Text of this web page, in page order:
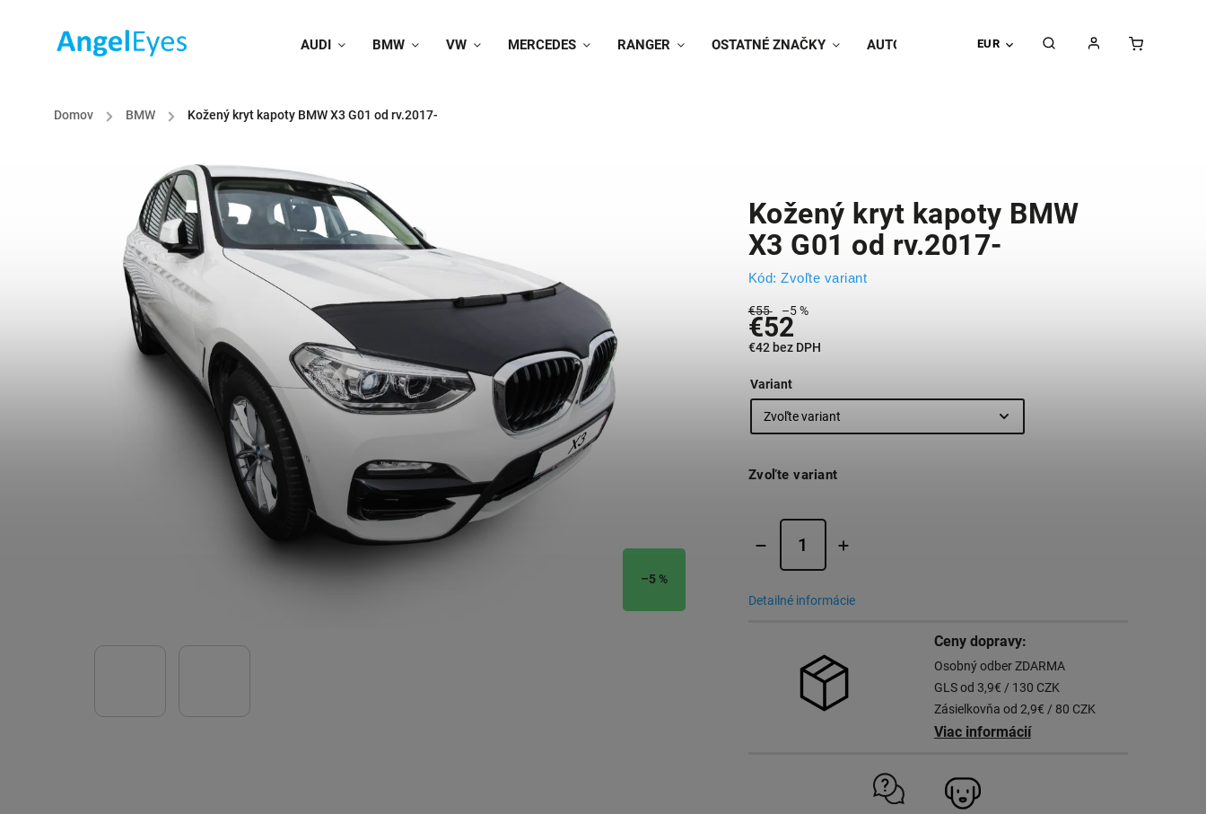
EUR
AUDI BMW VW MERCEDES RANGER OSTATNÉ ZNAČKY AUTOPOŤAHY Univerzálne doplnky
Domov / BMW / Kožený kryt kapoty BMW X3 G01 od rv.2017-
–5 %
Kožený kryt kapoty BMW
X3 G01 od rv.2017-
Kód: Zvoľte variant
€55 –5 %
€52
€42 bez DPH
Variant
Zvoľte variant
Detailné informácie
Ceny dopravy:
Osobný odber ZDARMA
GLS od 3,9€ / 130 CZK
Zásielkovňa od 2,9€ / 80 CZK
Viac informácií